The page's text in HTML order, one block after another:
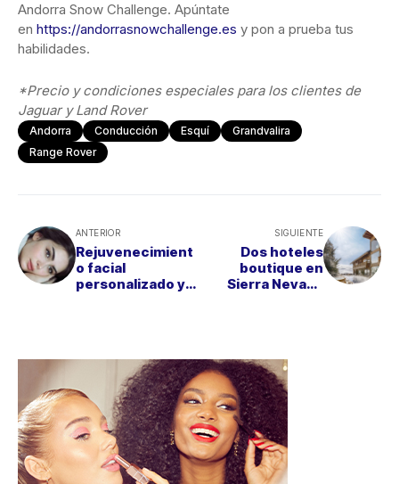
Andorra Snow Challenge. Apúntate
en https://andorrasnowchallenge.es y pon a prueba tus
habilidades.
*Precio y condiciones especiales para los clientes de
Jaguar y Land Rover
Andorra Conducción Esquí
Grandvalira
Range Rover
ANTERIOR
Rejuvenecimient
o facial
personalizado y
SIGUIENTE
Dos hoteles
boutique en
Sierra Nevada